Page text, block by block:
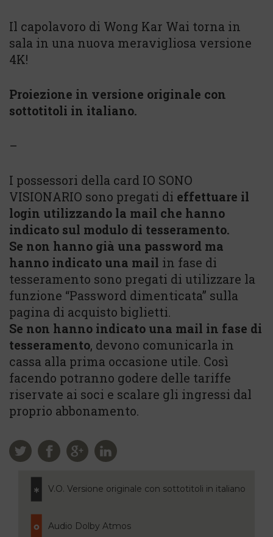
Il capolavoro di Wong Kar Wai torna in
sala in una nuova meravigliosa versione
4K!
Proiezione in versione originale con
sottotitoli in italiano.
–
I possessori della card IO SONO
VISIONARIO sono pregati di effettuare il
login utilizzando la mail che hanno
indicato sul modulo di tesseramento.
Se non hanno già una password ma
hanno indicato una mail in fase di
tesseramento sono pregati di utilizzare la
funzione “Password dimenticata” sulla
pagina di acquisto biglietti.
Se non hanno indicato una mail in fase di
tesseramento, devono comunicarla in
cassa alla prima occasione utile. Così
facendo potranno godere delle tariffe
riservate ai soci e scalare gli ingressi dal
proprio abbonamento.
V.O. Versione originale con sottotitoli in italiano
Audio Dolby Atmos